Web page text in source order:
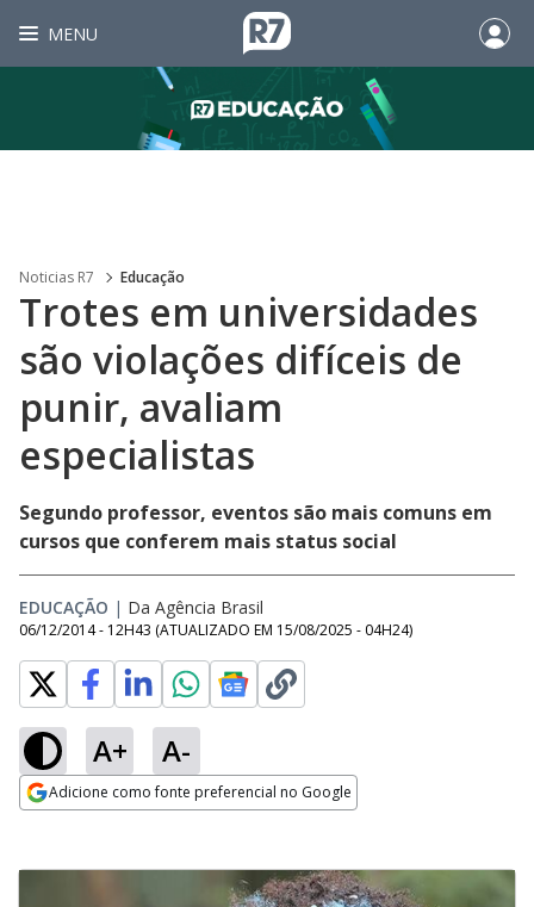
MENU
Noticias R7 Educação
Trotes em universidades
são violações difíceis de
punir, avaliam
especialistas
Segundo professor, eventos são mais comuns em
cursos que conferem mais status social
EDUCAÇÃO | Da Agência Brasil
06/12/2014 - 12H43 (ATUALIZADO EM 15/08/2025 - 04H24)
A+ A-
Adicione como fonte preferencial no Google